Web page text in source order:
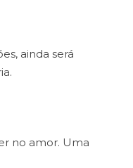
ainda será
no amor. Uma